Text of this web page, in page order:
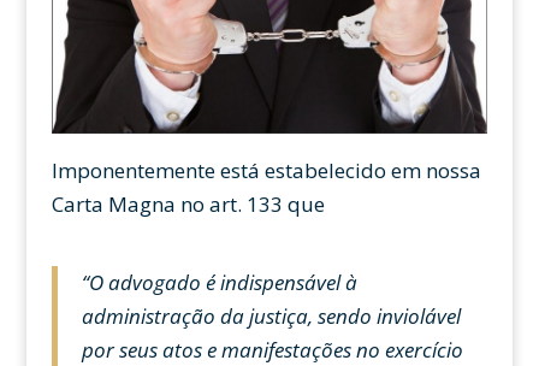
Imponentemente está estabelecido em nossa
Carta Magna no art. 133 que
“O advogado é indispensável à
administração da justiça, sendo inviolável
por seus atos e manifestações no exercício